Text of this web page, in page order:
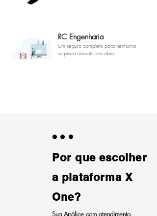
RC Engenharia
Um seguro completo para nenhuma
surpresa durante sua obra
...
Por que escolher
a plataforma X
One?
Sua Apólice com atendimento